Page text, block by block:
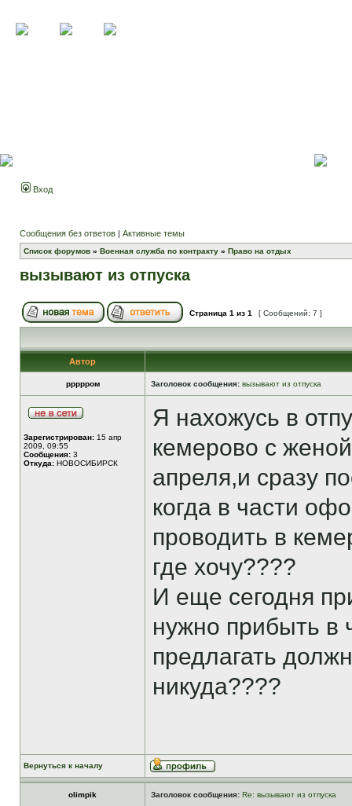
Вход
Сообщения без ответов | Активные темы
Список форумов » Военная служба по контракту » Право на отдых
вызывают из отпуска
Страница 1 из 1 [ Сообщений: 7 ]
Автор
ррррром Заголовок сообщения: вызывают из отпуска
Зарегистрирован: 15 апр
2009, 09:55
Сообщения: 3
Откуда: НОВОСИБИРСК
Я нахожусь в
кемерово с
апреля,и сразу
когда в части
проводить в
где хочу????
И еще сегодня
нужно прибыть в
предлагать
никуда????
Вернуться к началу
olimpik Заголовок сообщения: Re: вызывают из отпуска